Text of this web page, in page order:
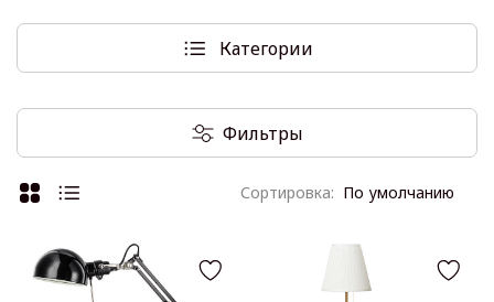
Категории
Фильтры
По умолчанию